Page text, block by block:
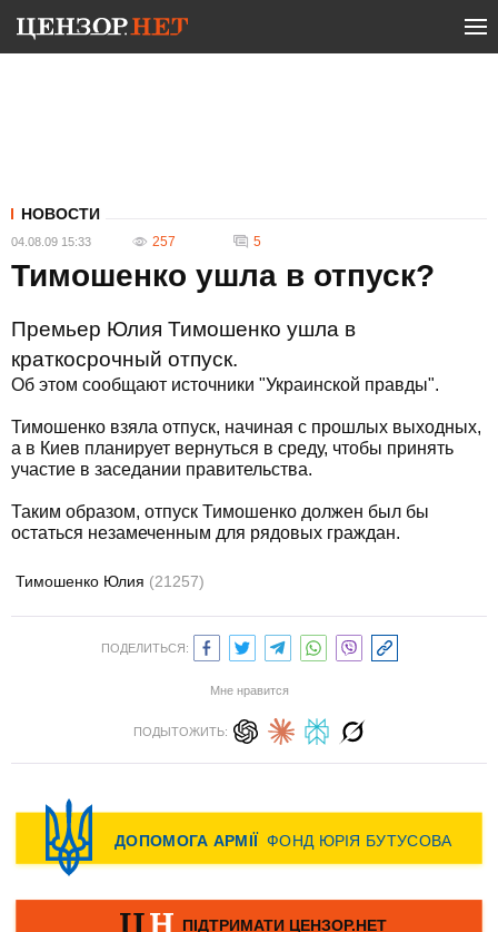
НОВОСТИ
04.08.09 15:33 257 5
Тимошенко ушла в отпуск?
Премьер Юлия Тимошенко ушла в
краткосрочный отпуск.
Об этом сообщают источники "Украинской правды".
Тимошенко взяла отпуск, начиная с прошлых выходных,
а в Киев планирует вернуться в среду, чтобы принять
участие в заседании правительства.
Таким образом, отпуск Тимошенко должен был бы
остаться незамеченным для рядовых граждан.
Тимошенко Юлия (21257)
ПОДЕЛИТЬСЯ:
Мне нравится
ПОДЫТОЖИТЬ: